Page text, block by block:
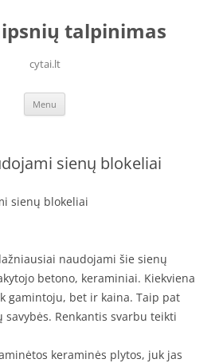
talpinimas
cytai.lt
Menu
sienų blokeliai
sienų blokeliai
naudojami šie sienų
betono, keraminiai. Kiekviena
gamintoju, bet ir kaina. Taip pat
Renkantis svarbu teikti
keraminės plytos, juk jas